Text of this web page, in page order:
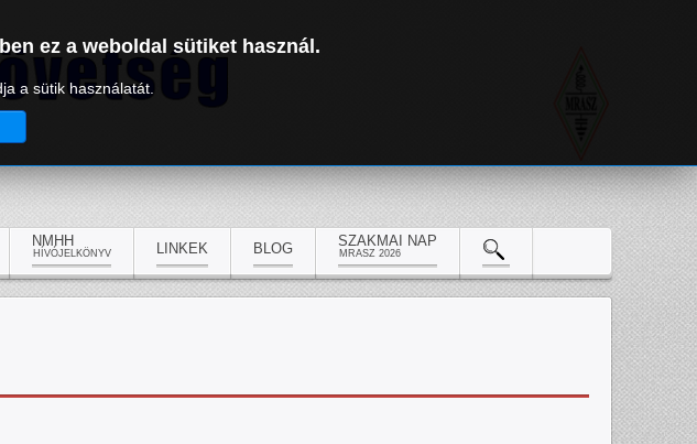
NMHH
HÍVÓJELKÖNYV LINKEK BLOG SZAKMAI NAP
MRASZ 2026
ez a weboldal sütiket használ.
a sütik használatát.